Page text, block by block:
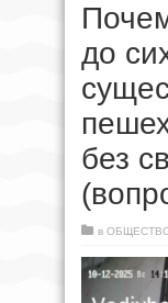
до
без
в